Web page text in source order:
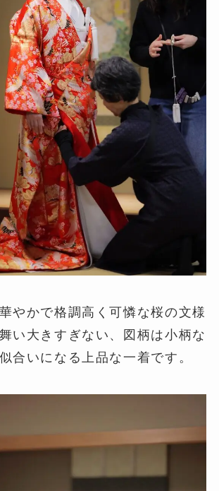
やかで格調高く可憐な桜の文様
い大きすぎない、図柄は小柄な
合いになる上品な一着です。